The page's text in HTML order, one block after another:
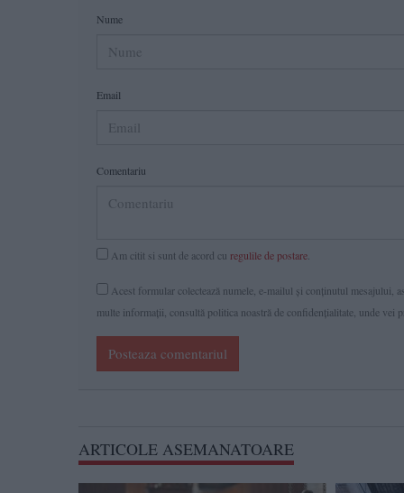
Nume
Email
Comentariu
Am citit si sunt de acord cu regulile de postare
Acest formular colectează numele, e-mailul şi conținutul mesajului,
multe informaţii, consultă politica noastră de confidenţialitate, unde vei
Posteaza comentariul
ARTICOLE ASEMANATOARE